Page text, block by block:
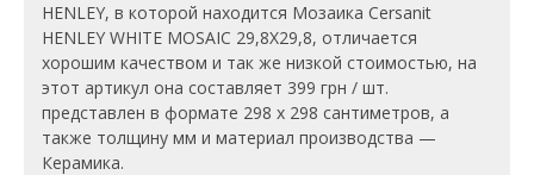
HENLEY, в которой находится Мозаика Cersanit
HENLEY WHITE MOSAIC 29,8X29,8, отличается
хорошим качеством и так же низкой стоимостью, на
этот артикул она составляет 399 грн / шт.
представлен в формате 298 x 298 сантиметров, а
также толщину мм и материал производства —
Керамика.